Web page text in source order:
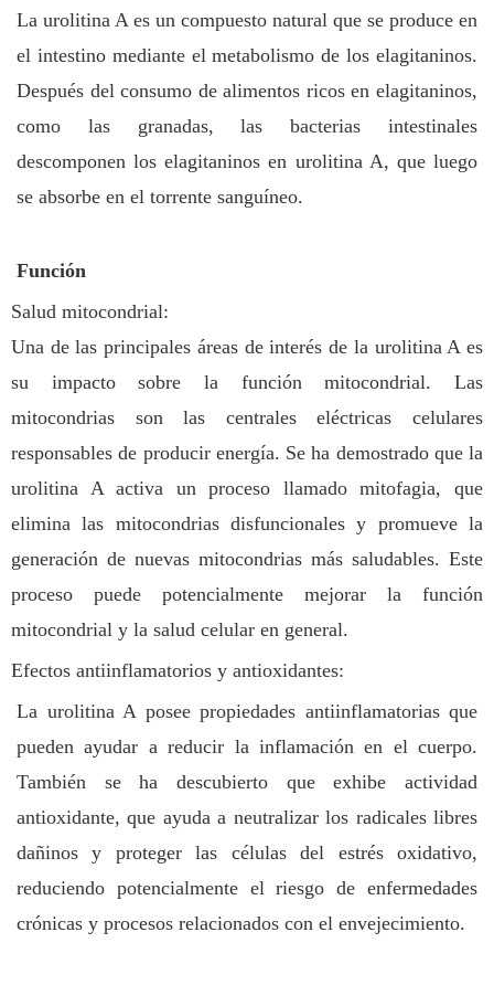
La urolitina A es un compuesto natural que se produce en
el intestino mediante el metabolismo de los elagitaninos.
Después del consumo de alimentos ricos en elagitaninos,
como las granadas, las bacterias intestinales
descomponen los elagitaninos en urolitina A, que luego
se absorbe en el torrente sanguíneo.
Función
Salud mitocondrial:
Una de las principales áreas de interés de la urolitina A es
su impacto sobre la función mitocondrial. Las
mitocondrias son las centrales eléctricas celulares
responsables de producir energía. Se ha demostrado que la
urolitina A activa un proceso llamado mitofagia, que
elimina las mitocondrias disfuncionales y promueve la
generación de nuevas mitocondrias más saludables. Este
proceso puede potencialmente mejorar la función
mitocondrial y la salud celular en general.
Efectos antiinflamatorios y antioxidantes:
La urolitina A posee propiedades antiinflamatorias que
pueden ayudar a reducir la inflamación en el cuerpo.
También se ha descubierto que exhibe actividad
antioxidante, que ayuda a neutralizar los radicales libres
dañinos y proteger las células del estrés oxidativo,
reduciendo potencialmente el riesgo de enfermedades
crónicas y procesos relacionados con el envejecimiento.